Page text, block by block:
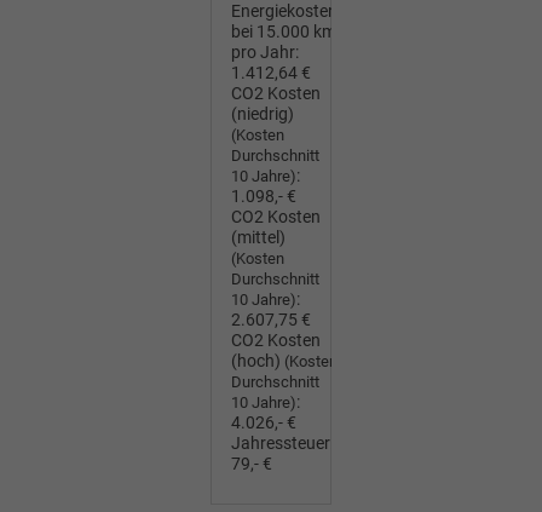
Energiekosten
bei 15.000 km
pro Jahr:
1.412,64 €
CO2 Kosten
(niedrig)
(Kosten
Durchschnitt
10 Jahre):
1.098,- €
CO2 Kosten
(mittel)
(Kosten
Durchschnitt
10 Jahre):
2.607,75 €
CO2 Kosten
(hoch) (Kosten
Durchschnitt
10 Jahre):
4.026,- €
Jahressteuer:
79,- €